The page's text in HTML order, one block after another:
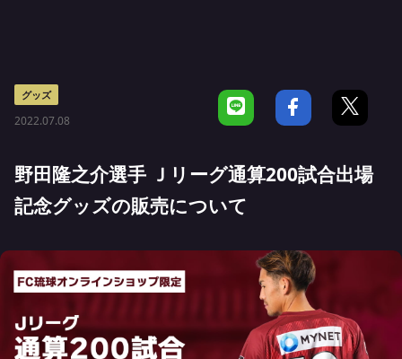
グッズ
2022.07.08
野田隆之介選手 Ｊリーグ通算200試合出場
記念グッズの販売について